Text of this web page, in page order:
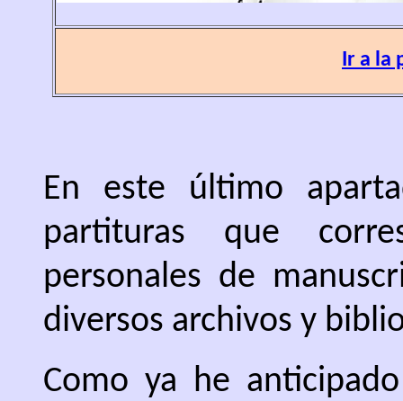
Ir a la
En este último
partituras que
personales de
diversos archivos y
Como ya he